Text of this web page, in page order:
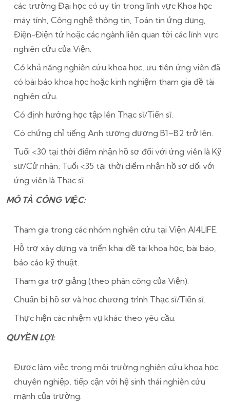
các trường Đại học có uy tín trong lĩnh vực Khoa học
máy tính, Công nghệ thông tin, Toán tin ứng dụng,
Điện-Điện tử hoặc các ngành liên quan tới các lĩnh vực
nghiên cứu của Viện.
Có khả năng nghiên cứu khoa học, ưu tiên ứng viên đã
có bài báo khoa học hoặc kinh nghiệm tham gia đề tài
nghiên cứu.
Có định hướng học tập lên Thạc sĩ/Tiến sĩ.
Có chứng chỉ tiếng Anh tương đương B1–B2 trở lên.
Tuổi <30 tại thời điểm nhận hồ sơ đối với ứng viên là Kỹ
sư/Cử nhân; Tuổi <35 tại thời điểm nhận hồ sơ đối với
ứng viên là Thạc sĩ.
MÔ TẢ CÔNG VIỆC:
Tham gia trong các nhóm nghiên cứu tại Viện AI4LIFE.
Hỗ trợ xây dựng và triển khai đề tài khoa học, bài báo,
báo cáo kỹ thuật.
Tham gia trợ giảng (theo phân công của Viện).
Chuẩn bị hồ sơ và học chương trình Thạc sĩ/Tiến sĩ.
Thực hiện các nhiệm vụ khác theo yêu cầu.
QUYỀN LỢI:
Được làm việc trong môi trường nghiên cứu khoa học
chuyên nghiệp, tiếp cận với hệ sinh thái nghiên cứu
mạnh của trường.